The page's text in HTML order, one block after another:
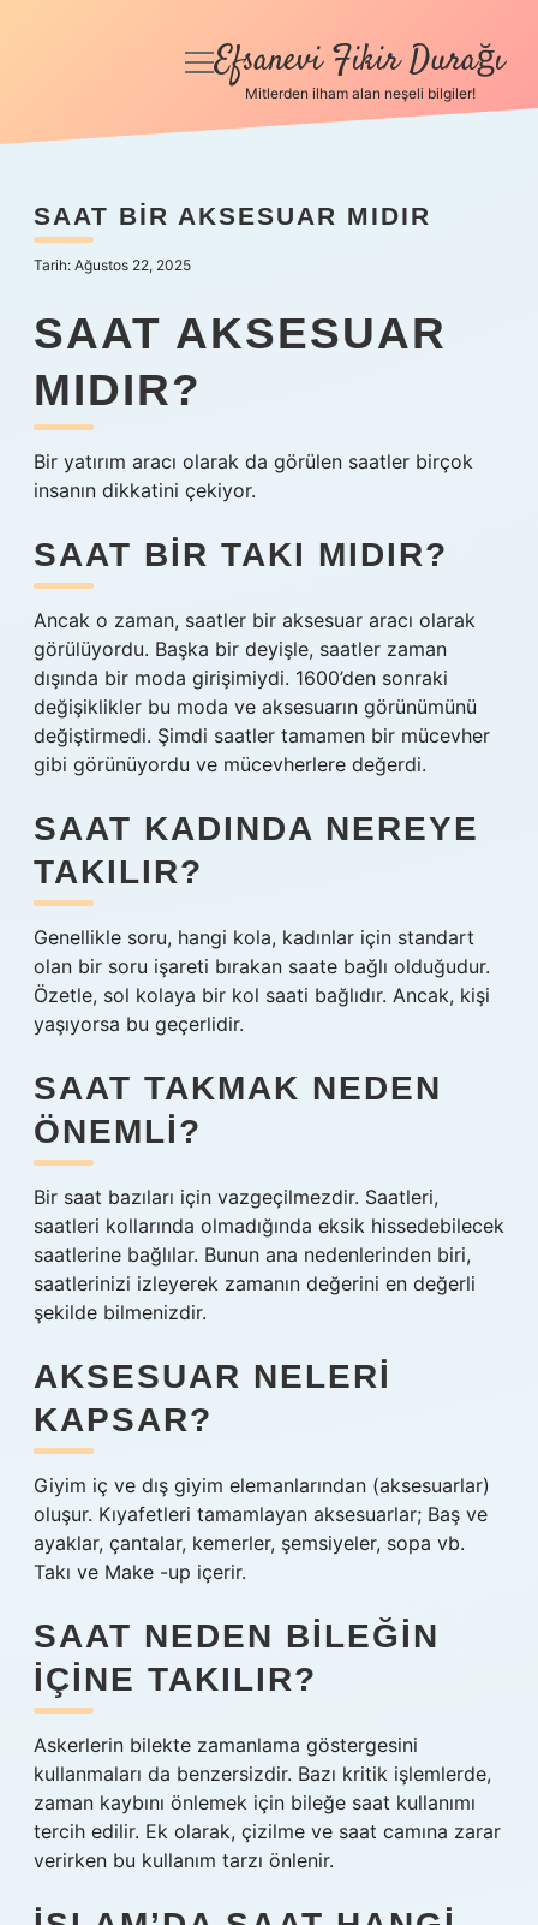
Anasayfa
Yasal Uyarı
menüyü
Efsanevi Fikir Durağı
Mitlerden ilham alan neşeli bilgiler!
SAAT BIR AKSESUAR MIDIR
Tarih: Ağustos 22, 2025
SAAT AKSESUAR
MIDIR?
Bir yatırım aracı olarak da görülen saatler birçok
insanın dikkatini çekiyor.
SAAT BIR TAKI MIDIR?
Ancak o zaman, saatler bir aksesuar aracı olarak
görülüyordu. Başka bir deyişle, saatler zaman
dışında bir moda girişimiydi. 1600’den sonraki
değişiklikler bu moda ve aksesuarın görünümünü
değiştirmedi. Şimdi saatler tamamen bir mücevher
gibi görünüyordu ve mücevherlere değerdi.
SAAT KADINDA NEREYE
TAKILIR?
Genellikle soru, hangi kola, kadınlar için standart
olan bir soru işareti bırakan saate bağlı olduğudur.
Özetle, sol kolaya bir kol saati bağlıdır. Ancak, kişi
yaşıyorsa bu geçerlidir.
SAAT TAKMAK NEDEN
ÖNEMLI?
Bir saat bazıları için vazgeçilmezdir. Saatleri,
saatleri kollarında olmadığında eksik hissedebilecek
saatlerine bağlılar. Bunun ana nedenlerinden biri,
saatlerinizi izleyerek zamanın değerini en değerli
şekilde bilmenizdir.
AKSESUAR NELERI
KAPSAR?
Giyim iç ve dış giyim elemanlarından (aksesuarlar)
oluşur. Kıyafetleri tamamlayan aksesuarlar; Baş ve
ayaklar, çantalar, kemerler, şemsiyeler, sopa vb.
Takı ve Make -up içerir.
SAAT NEDEN BILEĞIN
IÇINE TAKILIR?
Askerlerin bilekte zamanlama göstergesini
kullanmaları da benzersizdir. Bazı kritik işlemlerde,
zaman kaybını önlemek için bileğe saat kullanımı
tercih edilir. Ek olarak, çizilme ve saat camına zarar
verirken bu kullanım tarzı önlenir.